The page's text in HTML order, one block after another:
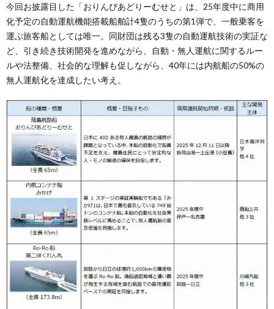
今回お披露目した「おりんぴあどりーむせと」は、25年度中に商用
化予定の自動運航機能搭載船舶計4隻のうちの第1弾で、一般乗客を
運ぶ旅客船としては唯一。同財団は残る3隻の自動運航技術の実証な
ど、引き続き技術開発を進めながら、自動・無人運航に関するルー
ルや法整備、社会的な理解も促しながら、40年には内航船の50%の
無人運航化を達成したい考え。